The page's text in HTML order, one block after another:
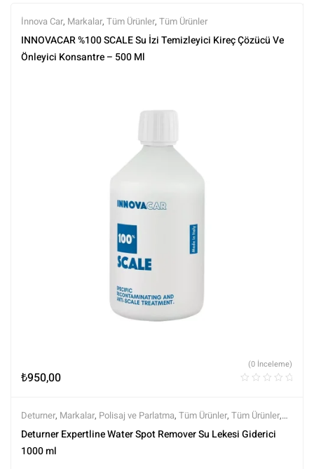
İnnova Car, Markalar, Tüm Ürünler, Tüm Ürünler
INNOVACAR %100 SCALE Su İzi Temizleyici Kireç Çözücü Ve
Önleyici Konsantre – 500 Ml
₺950,00
(0 İnceleme)
Deturner, Markalar, Polisaj ve Parlatma, Tüm Ürünler, Tüm Ürünler,
Yüzey Arındırıcılar,Yüzey Temizleyici ve Arındırıcılar
Deturner Expertline Water Spot Remover Su Lekesi Giderici
1000 ml